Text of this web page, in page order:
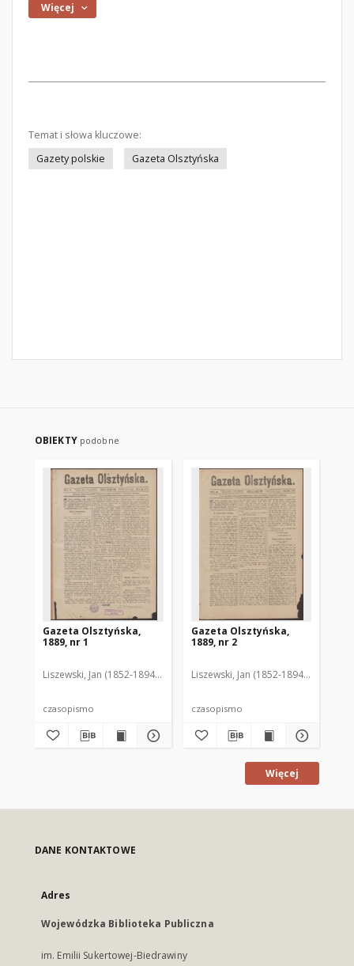
Więcej
Temat i słowa kluczowe:
Gazety polskie
Gazeta Olsztyńska
OBIEKTY podobne
Gazeta Olsztyńska,
1889, nr 1
Liszewski, Jan (1852-1894). Red.
czasopismo
Gazeta Olsztyńska,
1889, nr 2
Liszewski, Jan (1852-1894). Red.
czasopismo
Więcej
DANE KONTAKTOWE
Adres
Wojewódzka Biblioteka Publiczna
im. Emilii Sukertowej-Biedrawiny